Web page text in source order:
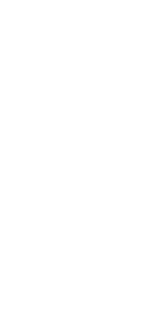
80%. Este es un
deficiente.
siendo rentable si
solo el 30 %.
a los
para obtener una